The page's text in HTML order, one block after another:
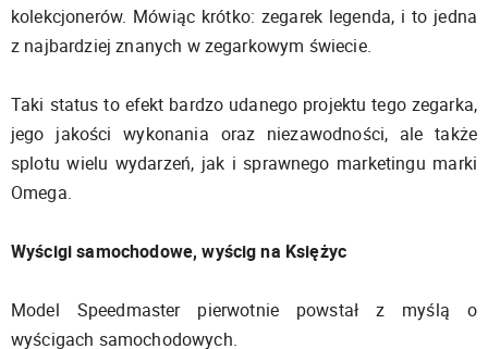
kolekcjonerów. Mówiąc krótko: zegarek legenda, i to jedna
z najbardziej znanych w zegarkowym świecie.
Taki status to efekt bardzo udanego projektu tego zegarka,
jego jakości wykonania oraz niezawodności, ale także
splotu wielu wydarzeń, jak i sprawnego marketingu marki
Omega.
Wyścigi samochodowe, wyścig na Księżyc
Model Speedmaster pierwotnie powstał z myślą o
wyścigach samochodowych.